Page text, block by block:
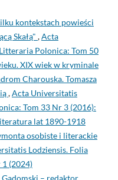
kontekstach powieści
Skałą" ,Acta
Polonica: Tom 50
XIX wiek w kryminale
Charouska. Tomasza
,Acta Universitatis
Tom 33 Nr 3 (2016):
lat 1890-1918
osobiste i literackie
Lodziensis. Folia
(2024)
Gadomski – redaktor